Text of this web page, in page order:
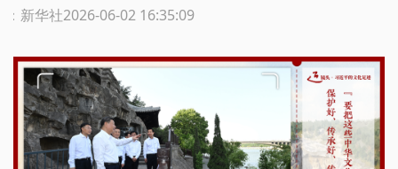
2026-06-02 16:35:09
：新华社